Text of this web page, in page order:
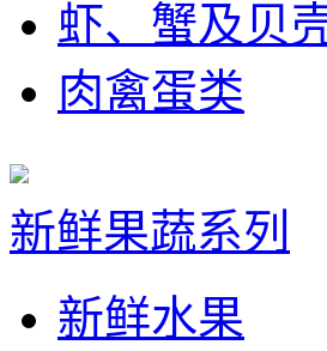
虾、蟹及贝
肉禽蛋类
新鲜果蔬系列
新鲜水果